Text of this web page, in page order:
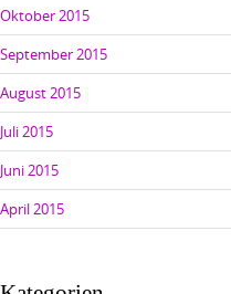
Oktober 2015
September 2015
August 2015
Juli 2015
Juni 2015
April 2015